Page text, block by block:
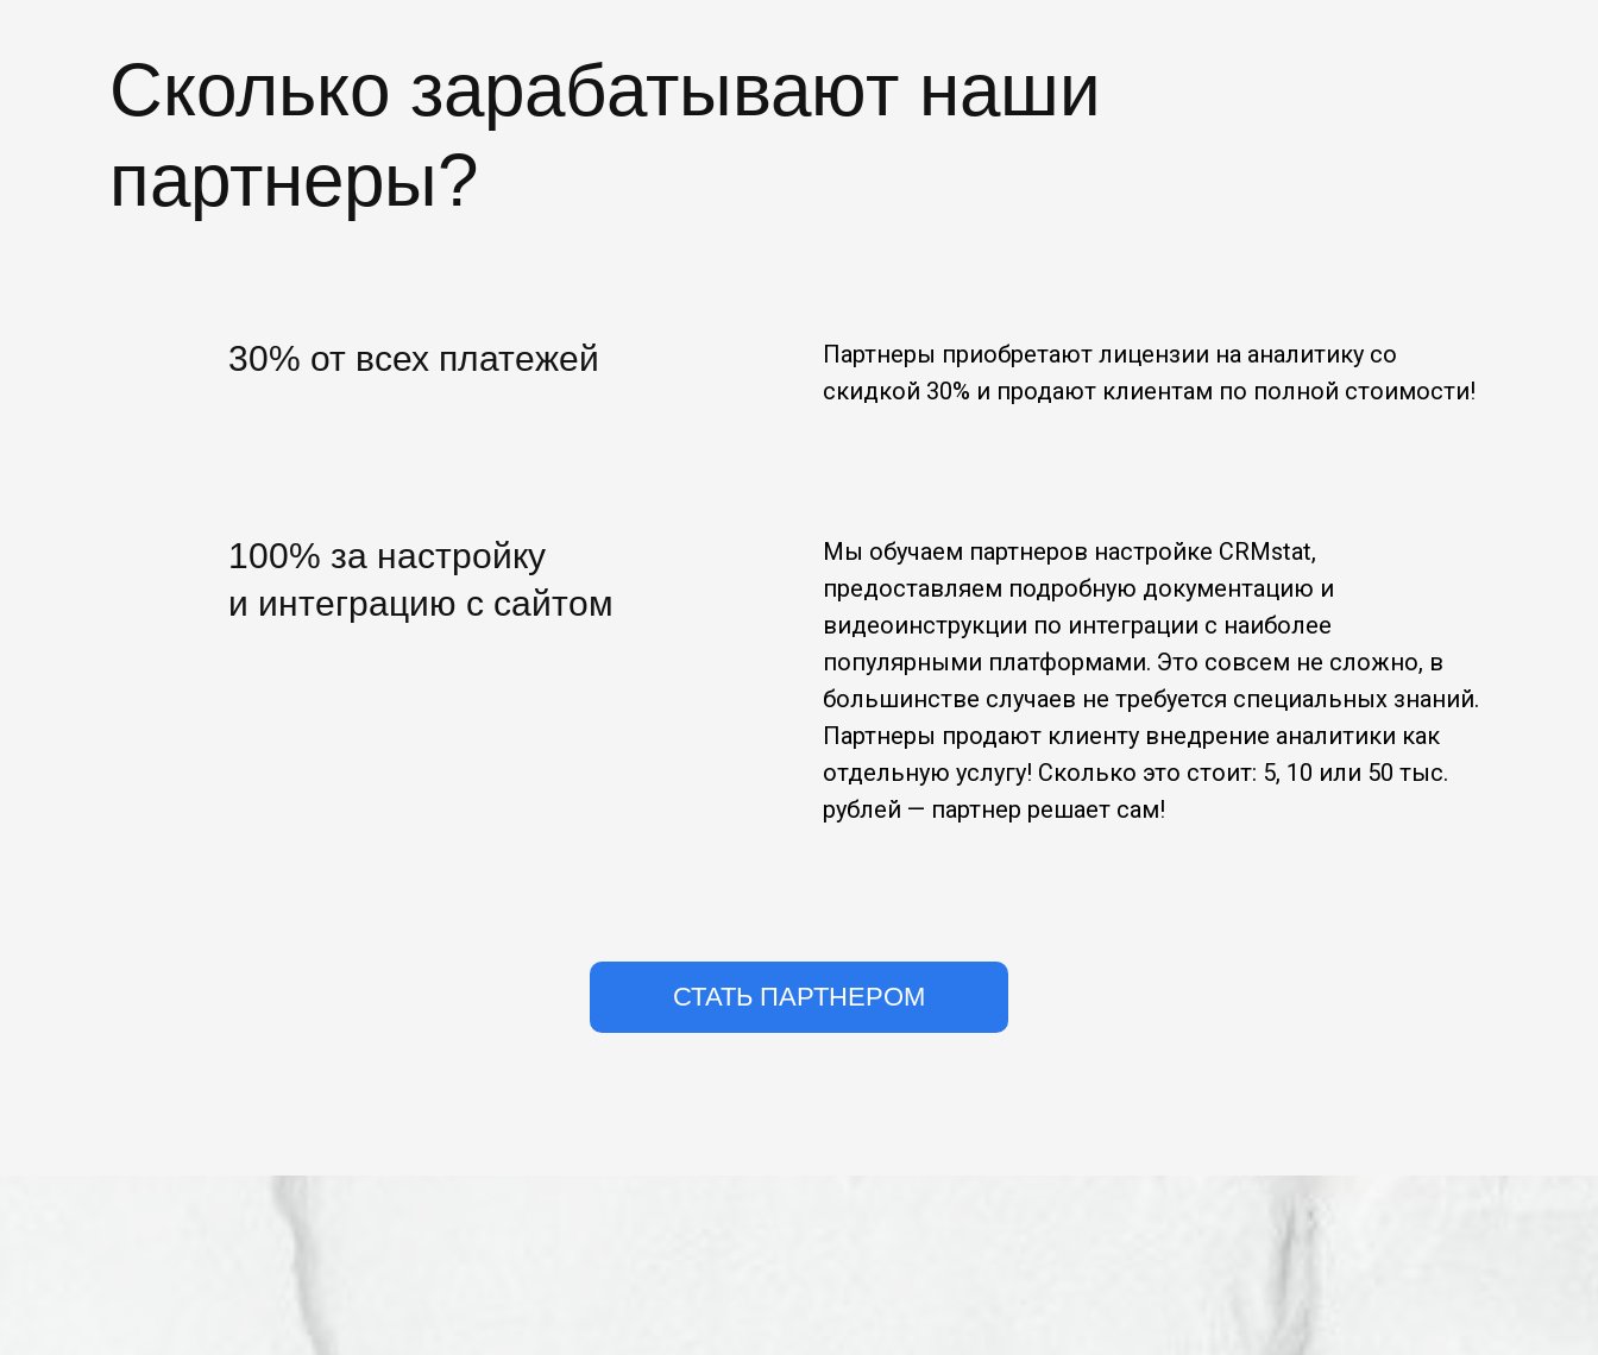
Сколько зарабатывают наши
партнеры?
30% от всех платежей
Партнеры приобретают лицензии на аналитику со
скидкой 30% и продают клиентам по полной стоимости!
100% за настройку
и интеграцию с сайтом
Мы обучаем партнеров настройке CRMstat,
предоставляем подробную документацию и
видеоинструкции по интеграции с наиболее
популярными платформами. Это совсем не сложно, в
большинстве случаев не требуется специальных знаний.
Партнеры продают клиенту внедрение аналитики как
отдельную услугу! Сколько это стоит: 5, 10 или 50 тыс.
рублей — партнер решает сам!
СТАТЬ ПАРТНЕРОМ